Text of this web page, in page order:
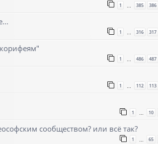
1 385 386
1 316 317
1 486 487
1 112 113
1 10
сообществом? или всё так?
1 … 65